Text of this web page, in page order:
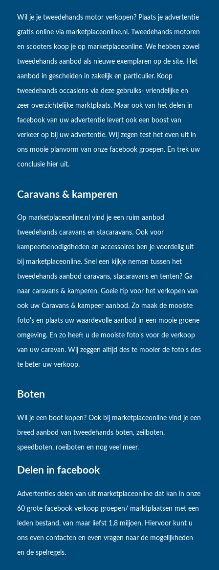
Wil je je tweedehands motor verkopen? Plaats je advertentie
gratis online via marketplaceonline.nl. Tweedehands motoren
en scooters koop je op marketplaceonline. We hebben zowel
tweedehands aanbod als nieuwe exemplaren op de site. Het
aanbod in gescheiden in zakelijk en particulier. Koop
tweedehands occasions via deze gebruiks- vriendelijke en
zeer overzichtelijke marktplaats. Maar ook van het delen in
facebook van uw advertentie levert ook een boost van
verkeer op bij uw advertentie. Wij zegen test het even uit in
ons mooie planvorm van onze facebook groepen. En trek uw
conclusie hier uit.
Caravans & kamperen
Op marketplaceonline.nl vind je een ruim aanbod
tweedehands caravans en stacaravans. Ook voor
kampeerbenodigdheden en accessoires ben je voordelig uit
bij marketplaceonline. Snel een kijkje nemen tussen het
tweedehands aanbod caravans, stacaravans en tenten? Ga
naar caravans & kamperen. Goeie tip voor het verkopen van
ook uw Caravans & kampeer aanbod. Zo maak de mooiste
foto's en plaats uw waardevolle aanbod in een mooie groene
omgeving. En zo heeft u de mooiste foto's voor de verkoop
van uw caravan. Wij zeggen altijd des te mooier de foto's des
te beter uw verkoop.
Boten
Wil je een boot kopen? Ook bij marketplaceonline vind je een
breed aanbod van tweedehands boten, zeilboten,
speedboten, roeiboten en nog veel meer.
Delen in facebook
Advertenties delen van uit marketplaceonline dat kan in onze
60 grote facebook verkoop groepen/ marktplaatsen met een
leden bestand, van maar liefst 1,8 miljoen. Hiervoor kunt u
ons even contacten en even vragen naar de mogelijkheden
en de spelregels.